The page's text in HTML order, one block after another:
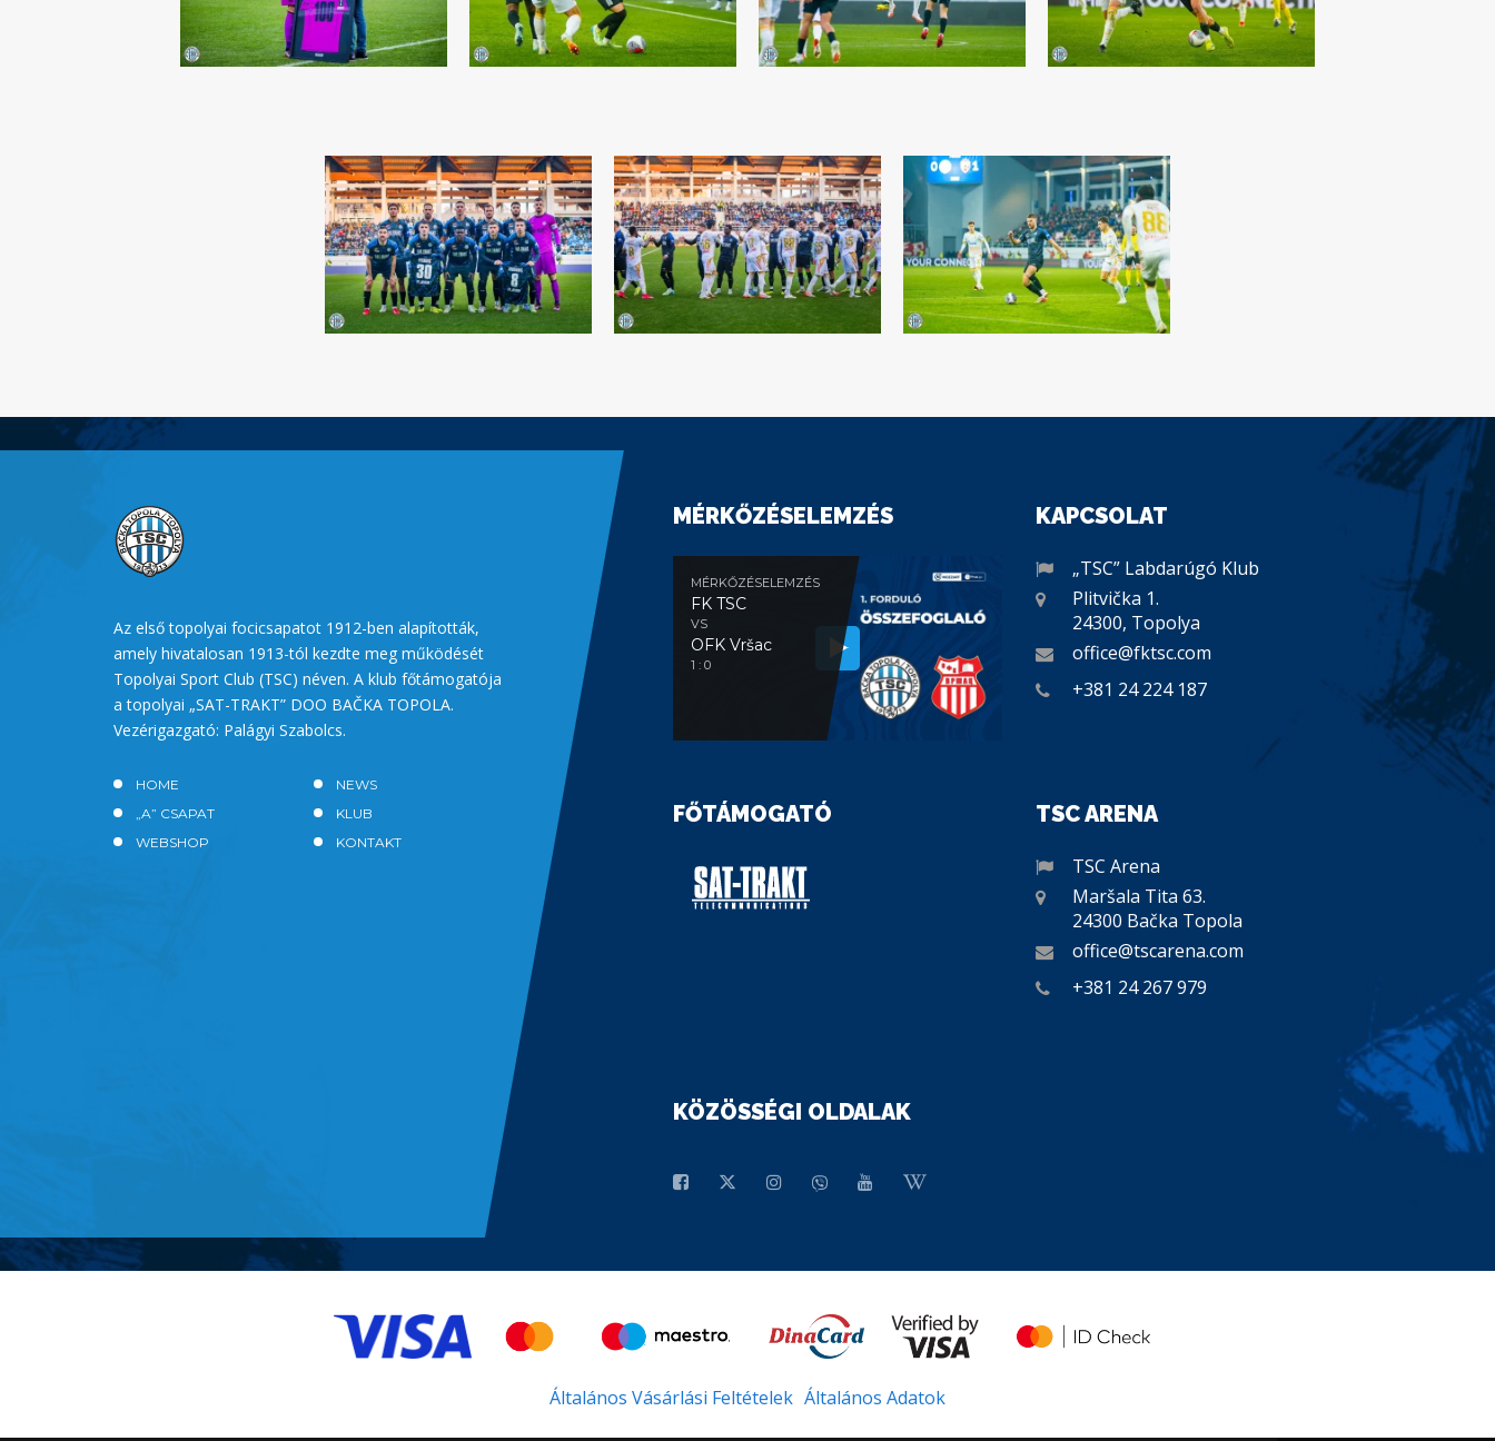
Az első topolyai focicsapatot 1912-ben alapították,
amely hivatalosan 1913-tól kezdte meg működését
Topolyai Sport Club (TSC) néven. A klub főtámogatója
a topolyai „SAT-TRAKT” DOO BAČKA TOPOLA.
Vezérigazgató: Palágyi Szabolcs.
HOME
NEWS
„A” CSAPAT
KLUB
WEBSHOP
KONTAKT
MÉRKŐZÉSELEMZÉS
MÉRKŐZÉSELEMZÉS
FK TSC
VS
OFK Vršac
1 : 0
KAPCSOLAT
„TSC” Labdarúgó Klub
Plitvička 1.
24300, Topolya
office@fktsc.com
+381 24 224 187
FŐTÁMOGATÓ TSC ARENA
TSC Arena
Maršala Tita 63.
24300 Bačka Topola
office@tscarena.com
+381 24 267 979
KÖZÖSSÉGI OLDALAK
Általános Vásárlási Feltételek Általános Adatok